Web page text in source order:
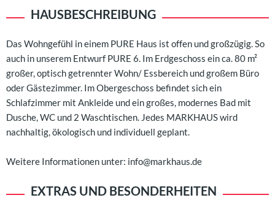
HAUSBESCHREIBUNG
Das Wohngefühl in einem PURE Haus ist offen und großzügig. So
auch in unserem Entwurf PURE 6. Im Erdgeschoss ein ca. 80 m²
großer, optisch getrennter Wohn/ Essbereich und großem Büro
oder Gästezimmer. Im Obergeschoss befindet sich ein
Schlafzimmer mit Ankleide und ein großes, modernes Bad mit
Dusche, WC und 2 Waschtischen. Jedes MARKHAUS wird
nachhaltig, ökologisch und individuell geplant.
Weitere Informationen unter: info@markhaus.de
EXTRAS UND BESONDERHEITEN